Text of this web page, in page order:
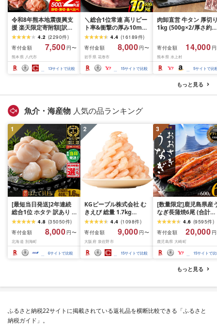
令和8年熊本地震復興支
援 楽天限定寄附額[訳あ
り]牛タン 500g〜2kg 肉
牛肉 訳あり 牛タン 冷凍
小分け 厚切り 薄切り 食
べ比べ 500g 1kg 1.5kg
2kg 牛 人気 ビーフ 牛た
ん ふるさと納税 ランキ
4.2 (2290件)
寄付金額
7,500 円〜
熊本県 八代市
13サイトで比較
＼総合1位常連 高リピー
ト率&衝撃の厚み10mm
厚切り牛タン 塩味/ ≪ス
ピード発送!!10営業日以
内発送≫ 選べる内容量
500g / 1kg 定期便 毎月
届く 牛肉 肉 BBQ ふるさ
と 人気 ランキング 岩手
4.4 (16189件)
寄付金額
8,000 円〜
岩手県 花巻市
15サイトで比較
肉卸直営 牛タン 厚切
1kg (500g×2/厚さ約
牛肉 焼肉 冷凍 スライ
業務用 バーベキュー
BBQ おつまみ ギフト
祝い お中元 夏ギフト
寄付金額 14,000
熊本県 水上村
5サイトで比
もっと見る
魚介・海産物 人気の品ランキング
1
[最短当日発送]2年連続
総合1位 ホタテ 訳あり (
ふるさと納税 ほたて ふ
るさと納税 訳あり 帆立
ふるさと わけあり ホタ
テ貝柱 貝 人気 不揃い 刺
身 規格外 魚介 ランキン
グ 海鮮 冷凍 発送時期が
4.8 (35050件)
寄付金額
8,000 円〜
北海道 別海町
6サイトで比較
2
KGピープル株式会社 む
きえび 総量 1.7kg
(850g×2P) 特大 5Lサイ
ズ バナメイエビ バラ凍
結 下処理不要 サイズ不
揃い 訳あり
4.4 (1098件)
寄付金額
9,000 円〜
大阪府 泉佐野市
15サイトで比較
3
[数量限定]鹿児島県産
なぎ長蒲焼6尾 (合計
600g以上)4.6 (9595件)
寄付金額
20,000
鹿児島県 大崎町
15サイトで
もっと見る
ふるさと納税22サイトに掲載されている返礼品を横断比較できる「ふるさと
納税ガイド」。